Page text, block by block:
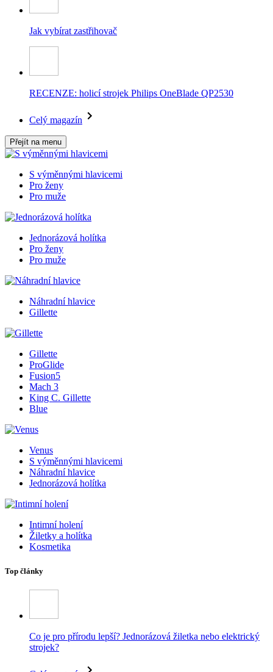
Jak vybírat zastřihovač
RECENZE: holicí strojek Philips OneBlade QP2530
Celý magazín
Přejít na menu
S výměnnými hlavicemi
Pro ženy
Pro muže
Jednorázová holítka
Pro ženy
Pro muže
Náhradní hlavice
Gillette
Gillette
ProGlide
Fusion5
Mach 3
King C. Gillette
Blue
Venus
S výměnnými hlavicemi
Náhradní hlavice
Jednorázová holítka
Intimní holení
Žiletky a holítka
Kosmetika
Top články
Co je pro přírodu lepší? Jednorázová žiletka nebo elektrický
strojek?